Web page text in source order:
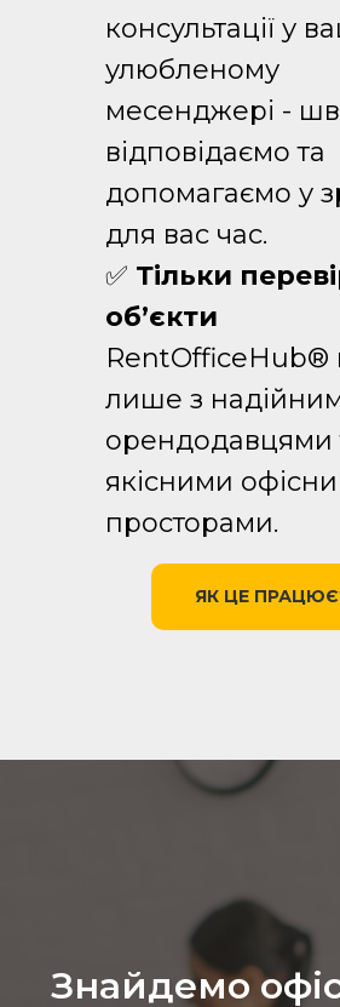
консультації у
улюбленому
месенджері -
відповідаємо та
допомагаємо у
для вас час.
✅ Тільки
об’єкти
RentOfficeHub®
лише з
орендодавцями
якісними
просторами.
ЯК ЦЕ
Знайдемо